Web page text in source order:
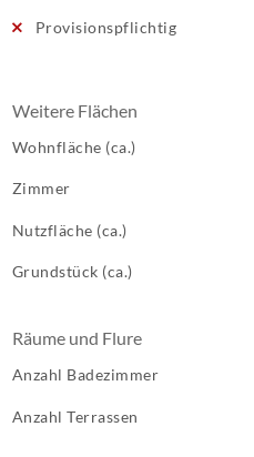
Provisionspflichtig
Weitere Flächen
Wohnfläche (ca.)
Zimmer
Nutzfläche (ca.)
Grundstück (ca.)
Räume und Flure
Anzahl Badezimmer
Anzahl Terrassen